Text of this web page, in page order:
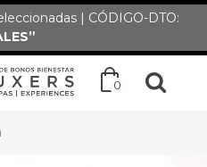
| CÓDIGO-DTO:
0